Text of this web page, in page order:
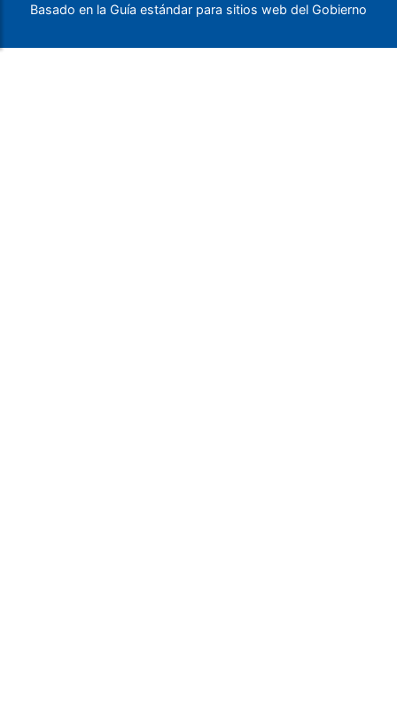
Basado en la Guía estándar para sitios web del Gobierno